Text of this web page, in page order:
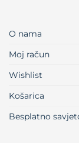
O nama
Moj račun
Wishlist
Košarica
Besplatno